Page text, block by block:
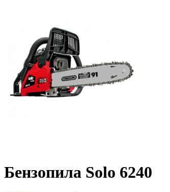
Бензопила Solo 6240